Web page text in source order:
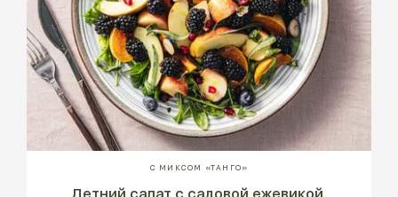
С МИКСОМ «ТАНГО»
Летний салат с садовой ежевикой,